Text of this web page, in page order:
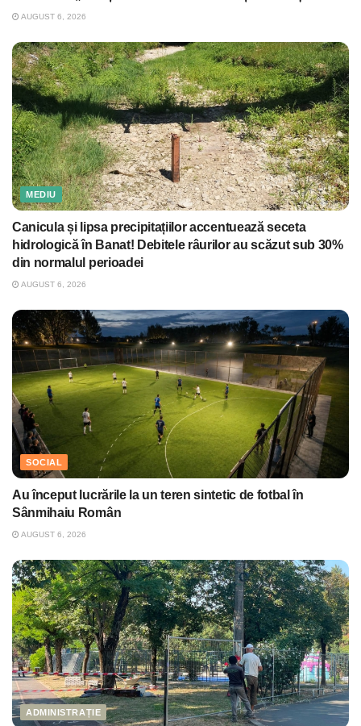
AUGUST 6, 2026
MEDIU
Canicula și lipsa precipitațiilor accentuează seceta
hidrologică în Banat! Debitele râurilor au scăzut sub 30%
din normalul perioadei
AUGUST 6, 2026
SOCIAL
Au început lucrările la un teren sintetic de fotbal în
Sânmihaiu Român
AUGUST 6, 2026
ADMINISTRAȚIE